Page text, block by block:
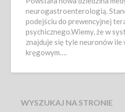
neurogastroenterologią.
podejściu do prewencyjnej
psychicznego.Wiemy, że w
znajduje się tyle neuronów ile
kręgowym….
WYSZUKAJ NA STRONIE